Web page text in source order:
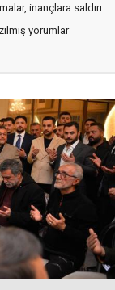
inançlara saldırı
yorumlar